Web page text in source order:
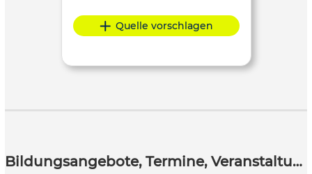
Quelle vorschlagen
Bildungsangebote, Termine, Veranstaltungen